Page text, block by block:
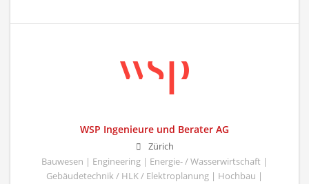
WSP Ingenieure und Berater AG
Zürich
Bauwesen | Engineering | Energie- / Wasserwirtschaft |
Gebäudetechnik / HLK / Elektroplanung | Hochbau |